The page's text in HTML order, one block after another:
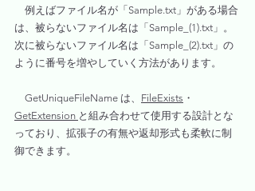
例えばファイル名が「Sample.txt」がある場合
は、被らないファイル名は「Sample_(1).txt」。
次に被らないファイル名は「Sample_(2).txt」の
ように番号を増やしていく方法があります。
GetUniqueFileName は、 FileExists ・
GetExtension と組み合わせて使用する設計とな
っており、拡張子の有無や返却形式も柔軟に制
御できます。